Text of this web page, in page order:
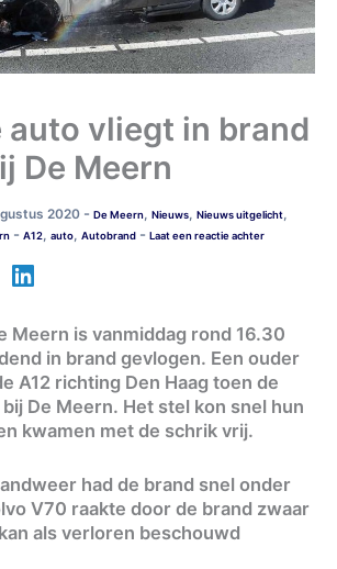
auto vliegt in brand
De Meern
2020 - De Meern, Nieuws, Nieuws uitgelicht,
- A12, auto, Autobrand - Laat een reactie achter
Meern is vanmiddag rond 16.30
in brand gevlogen. Een ouder
A12 richting Den Haag toen de
De Meern. Het stel kon snel hun
kwamen met de schrik vrij.
had de brand snel onder
V70 raakte door de brand zwaar
als verloren beschouwd